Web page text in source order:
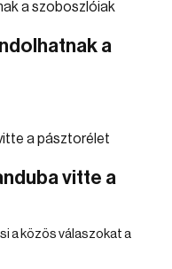
a
vitte a
a közös válaszokat a